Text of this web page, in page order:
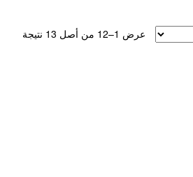
عرض 1–12 من أصل 13 نتيجة